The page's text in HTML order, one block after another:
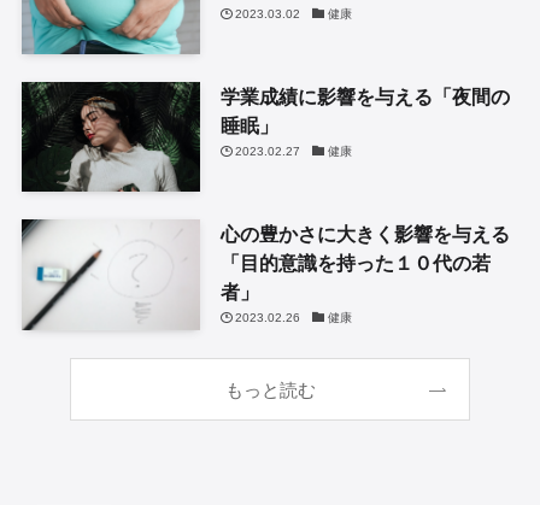
2023.03.02 健康
学業成績に影響を与える「夜間の
睡眠」
2023.02.27 健康
心の豊かさに大きく影響を与える
「目的意識を持った１０代の若
者」
2023.02.26 健康
もっと読む